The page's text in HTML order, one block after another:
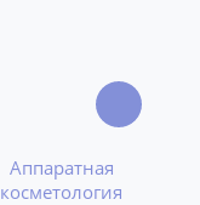
Аппаратная
косметология